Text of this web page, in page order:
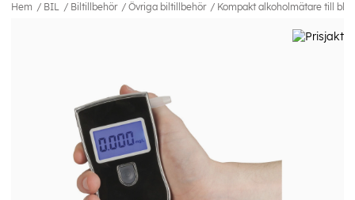
Hem BIL Biltillbehör Övriga biltillbehör Kompakt alkoholmätare till